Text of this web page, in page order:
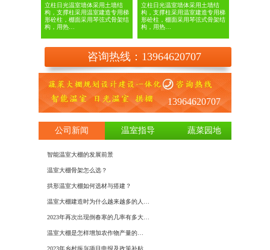
立柱日光温室墙体采用土墙结
构，支撑柱采用温室建造专用梯
形砼柱，棚面采用琴弦式骨架结
构，用热…
立柱日光温室墙体采用土墙结
构，支撑柱采用温室建造专用梯
形砼柱，棚面采用琴弦式骨架结
构，用热…
咨询热线：13964620707
13964620707
公司新闻 温室指导 蔬菜园地
智能温室大棚的发展前景
温室大棚骨架怎么选？
拱形温室大棚如何选材与搭建？
温室大棚建造时为什么越来越多的人…
2023年再次出现倒春寒的几率有多大…
​温室大棚是怎样增加农作物产量的…
2023年乡村振兴项目申报及政策补贴…